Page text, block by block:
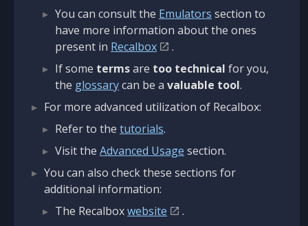
You can consult the Emulators section to
have more information about the ones
present in Recalbox
.
If some termsare too technical for you,
the glossarycan be a valuable tool.
For more advanced utilization of Recalbox:
Refer to the tutorials.
Visit the Advanced Usage section.
You can also check these sections for
additional information:
The Recalboxwebsite
.